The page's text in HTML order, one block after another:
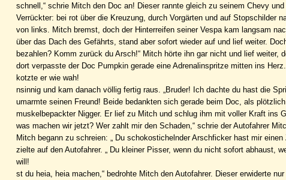
schnell,“ schrie Mitch den Doc an! Dieser rannte gleich zu seinem Chevy
Verrückter: bei rot über die Kreuzung, durch Vorgärten und auf Stopschilder
von links. Mitch bremst, doch der Hinterreifen seiner Vespa kam langsam
über das Dach des Gefährts, stand aber sofort wieder auf und lief weiter.
bezahlen? Komm zurück du Arsch!“ Mitch hörte ihn gar nicht und lief
dort verpasste der Doc Pumpkin gerade eine Adrenalinspritze mitten ins
kotzte er wie wah!
nsinnig und kam danach völlig fertig raus. „Bruder! Ich dachte du hast die
umarmte seinen Freund! Beide bedankten sich gerade beim Doc, als
muskelbepackter Nigger. Er lief zu Mitch und schlug ihm mit voller Kraft ins
was machen wir jetzt? Wer zahlt mir den Schaden,“ schrie der Autofahrer
Mitch begann zu schreien: „ Du schokostichelnder Arschficker hast mir
zielte auf den Autofahrer. „ Du kleiner Pisser, wenn du nicht sofort abhaust,
will!
st du heia, heia machen,“ bedrohte Mitch den Autofahrer. Dieser erwiderte